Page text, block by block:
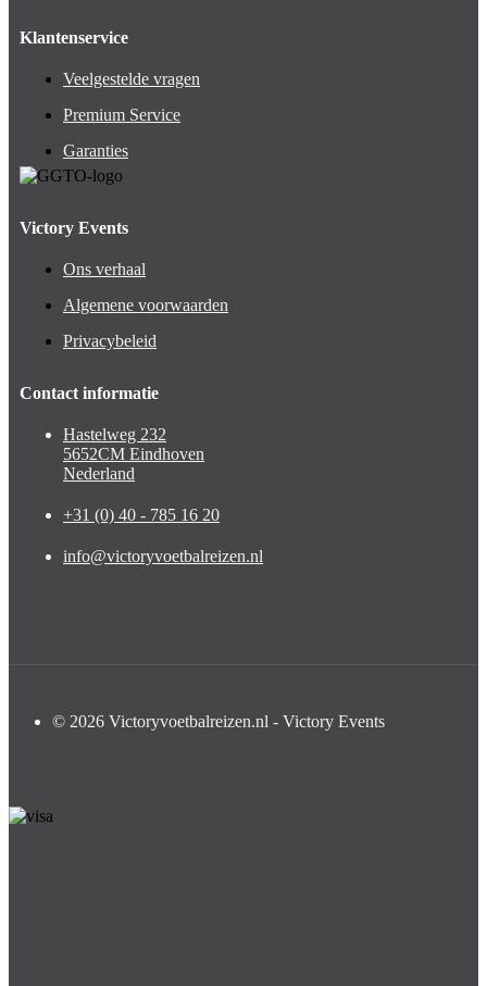
Klantenservice
Veelgestelde vragen
Premium Service
Garanties
Victory Events
Ons verhaal
Algemene voorwaarden
Privacybeleid
Contact informatie
Hastelweg 232
5652CM Eindhoven
Nederland
+31 (0) 40 - 785 16 20
info@victoryvoetbalreizen.nl
© 2026 Victoryvoetbalreizen.nl - Victory Events